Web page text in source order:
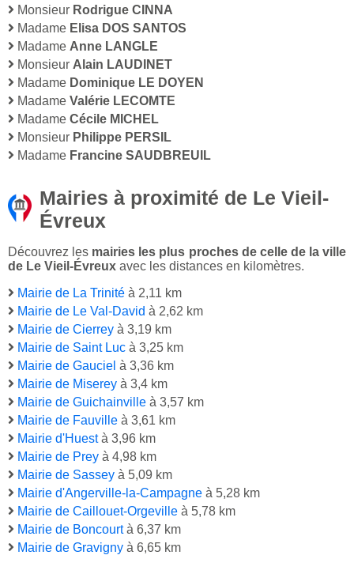
Monsieur Rodrigue CINNA
Madame Elisa DOS SANTOS
Madame Anne LANGLE
Monsieur Alain LAUDINET
Madame Dominique LE DOYEN
Madame Valérie LECOMTE
Madame Cécile MICHEL
Monsieur Philippe PERSIL
Madame Francine SAUDBREUIL
Mairies à proximité de Le Vieil-
Évreux
Découvrez les mairies les plus proches de celle de la ville
de Le Vieil-Évreux avec les distances en kilomètres.
Mairie de La Trinité à 2,11 km
Mairie de Le Val-David à 2,62 km
Mairie de Cierrey à 3,19 km
Mairie de Saint Luc à 3,25 km
Mairie de Gauciel à 3,36 km
Mairie de Miserey à 3,4 km
Mairie de Guichainville à 3,57 km
Mairie de Fauville à 3,61 km
Mairie d'Huestà 3,96 km
Mairie de Prey à 4,98 km
Mairie de Sassey à 5,09 km
Mairie d'Angerville-la-Campagne à 5,28 km
Mairie de Caillouet-Orgeville à 5,78 km
Mairie de Boncourtà 6,37 km
Mairie de Gravigny à 6,65 km